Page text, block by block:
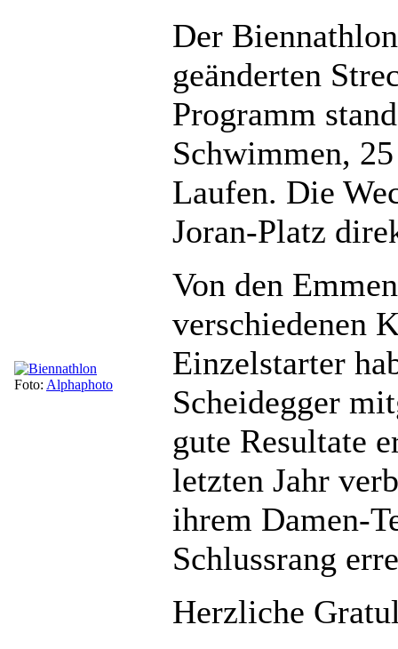
Foto: Alphaphoto
Der
geänderten
Programm
Schwimmen,
Laufen. Die
Joran-Platz
Von den
verschiedenen
Einzelstarter
Scheidegger
gute Resultate
letzten Jahr
ihrem Damen-
Schlussrang
Herzliche